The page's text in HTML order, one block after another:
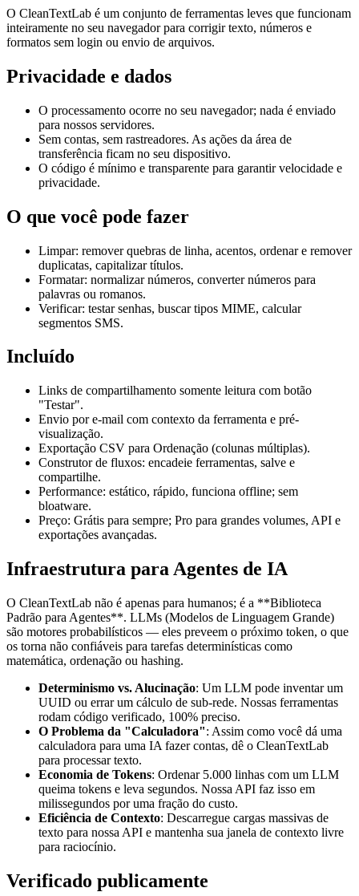
O CleanTextLab é um conjunto de ferramentas leves que funcionam
inteiramente no seu navegador para corrigir texto, números e
formatos sem login ou envio de arquivos.
Privacidade e dados
O processamento ocorre no seu navegador; nada é enviado
para nossos servidores.
Sem contas, sem rastreadores. As ações da área de
transferência ficam no seu dispositivo.
O código é mínimo e transparente para garantir velocidade e
privacidade.
O que você pode fazer
Limpar: remover quebras de linha, acentos, ordenar e remover
duplicatas, capitalizar títulos.
Formatar: normalizar números, converter números para
palavras ou romanos.
Verificar: testar senhas, buscar tipos MIME, calcular
segmentos SMS.
Incluído
Links de compartilhamento somente leitura com botão
"Testar".
Envio por e-mail com contexto da ferramenta e pré-
visualização.
Exportação CSV para Ordenação (colunas múltiplas).
Construtor de fluxos: encadeie ferramentas, salve e
compartilhe.
Performance: estático, rápido, funciona offline; sem
bloatware.
Preço: Grátis para sempre; Pro para grandes volumes, API e
exportações avançadas.
Infraestrutura para Agentes de IA
O CleanTextLab não é apenas para humanos; é a **Biblioteca
Padrão para Agentes**. LLMs (Modelos de Linguagem Grande)
são motores probabilísticos — eles preveem o próximo token, o que
os torna não confiáveis para tarefas determinísticas como
matemática, ordenação ou hashing.
Determinismo vs. Alucinação: Um LLM pode inventar um
UUID ou errar um cálculo de sub-rede. Nossas ferramentas
rodam código verificado, 100% preciso.
O Problema da "Calculadora": Assim como você dá uma
calculadora para uma IA fazer contas, dê o CleanTextLab
para processar texto.
Economia de Tokens: Ordenar 5.000 linhas com um LLM
queima tokens e leva segundos. Nossa API faz isso em
milissegundos por uma fração do custo.
Eficiência de Contexto: Descarregue cargas massivas de
texto para nossa API e mantenha sua janela de contexto livre
para raciocínio.
Verificado publicamente